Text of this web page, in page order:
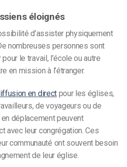
éloignés
d’assister physiquement
nombreuses personnes sont
le travail, l’école ou autre
en mission à l’étranger.
en directpour les églises,
de voyageurs ou de
déplacement peuvent
avec leur congrégation. Ces
communauté ont souvent besoin
de leur église.